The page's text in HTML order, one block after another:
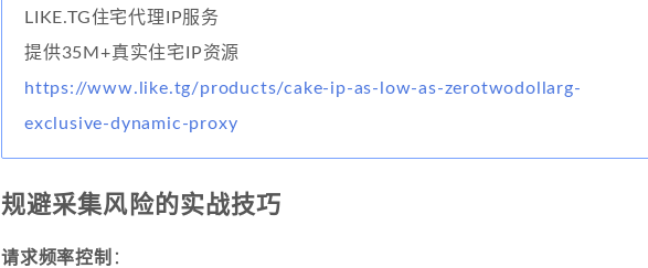
LIKE.TG住宅代理IP服务
提供35M+真实住宅IP资源
https://www.like.tg/products/cake-ip-as-low-as-zerotwodollarg-
exclusive-dynamic-proxy
规避采集风险的实战技巧
请求频率控制 ：